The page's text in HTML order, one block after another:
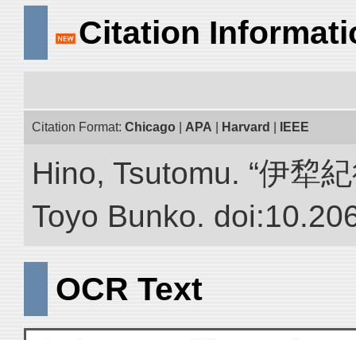
Citation
Citation Format: Chicago APA Harvard IEEE
Hino, Tsutomu. “伊犂
Toyo Bunko.
OCR Text